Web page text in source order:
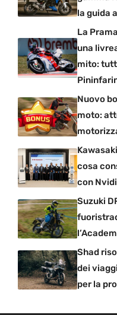
la guida
La
una
mito:
Nuovo
moto:
cosa
con
Suzuki
Shad
dei
per la